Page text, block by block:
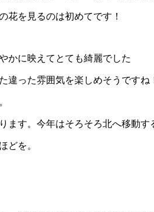
花を見るのは初めてです！
かに映えてとても綺麗でした
違った雰囲気を楽しめそうですね
す。今年はそろそろ北へ移動す
どを。